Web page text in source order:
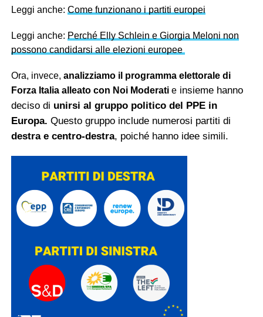
Leggi anche: Come funzionano i partiti europei
Leggi anche: Perché Elly Schlein e Giorgia Meloni non
possono candidarsi alle elezioni europee
Ora, invece, analizziamo il programma elettorale di
Forza Italia alleato con Noi Moderatieinsieme hanno
deciso di unirsi al gruppo politico del PPE in
Europa. Questo gruppo include numerosi partiti di
destra e centro-destra, poiché hanno idee simili.